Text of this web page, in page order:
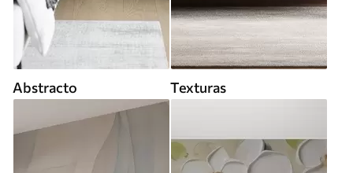
Abstracto Texturas